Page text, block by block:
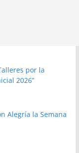
por la
2026”
Alegría la Semana